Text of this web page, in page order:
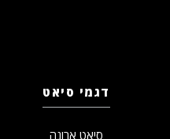
דגמי סיאט
סיאט ארונה